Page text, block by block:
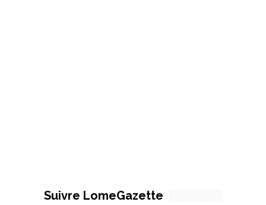
Suivre LomeGazette